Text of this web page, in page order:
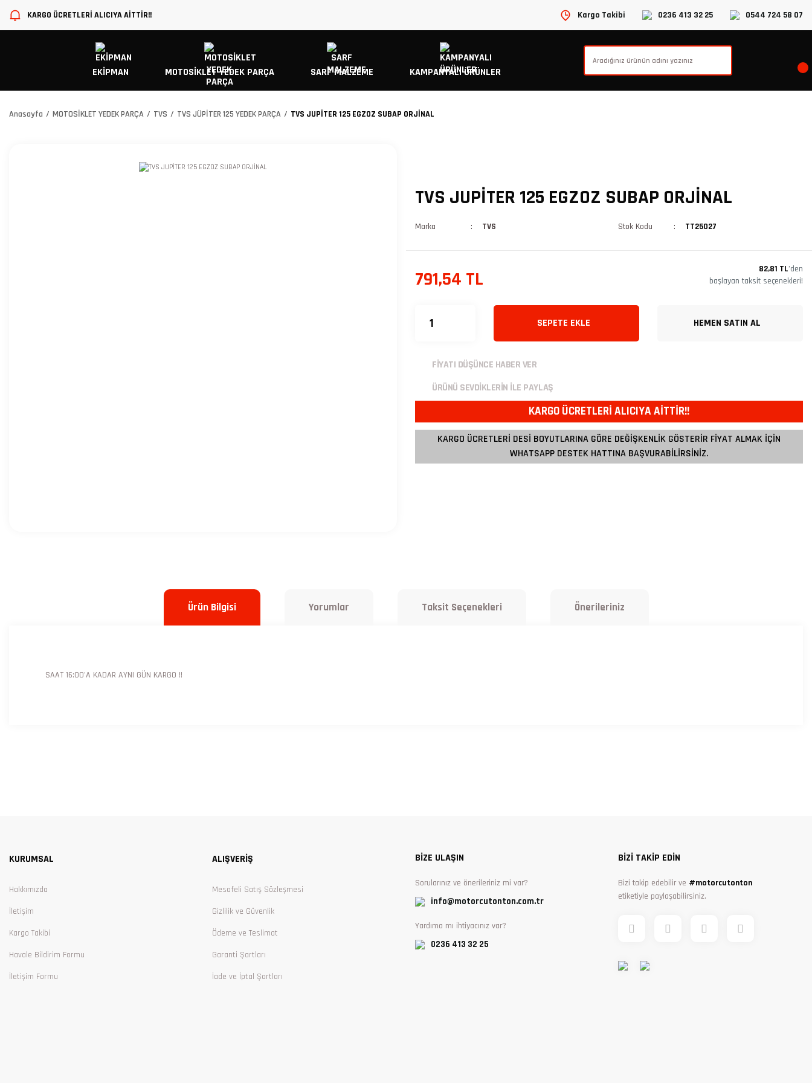
KARGO ÜCRETLERİ ALICIYA AİTTİR!! Kargo Takibi 0236 413 32 25 0544 724 58 07
EKİPMAN MOTOSİKLET YEDEK PARÇA SARF MALZEME KAMPANYALI ÜRÜNLER
Anasayfa MOTOSİKLET YEDEK PARÇA TVS TVS JÜPİTER 125 YEDEK PARÇA TVS JUPİTER 125 EGZOZ SUBAP ORJİNAL
TVS JUPİTER 125 EGZOZ SUBAP ORJİNAL
Marka TVS Stok Kodu TT25027
791,54 TL 82,81 TL’den
başlayan taksit seçenekleri!
SEPETE EKLE HEMEN SATIN AL
FİYATI DÜŞÜNCE HABER VER
ÜRÜNÜ SEVDİKLERİN İLE PAYLAŞ
KARGO ÜCRETLERİ ALICIYA AİTTİR!!
KARGO ÜCRETLERİ DESİ BOYUTLARINA GÖRE DEĞİŞKENLİK GÖSTERİR FİYAT ALMAK İÇİN
WHATSAPP DESTEK HATTINA BAŞVURABİLİRSİNİZ.
Ürün Bilgisi Yorumlar Taksit Seçenekleri Önerileriniz
SAAT 16:00'A KADAR AYNI GÜN KARGO !!
KURUMSAL
Hakkımızda
İletişim
Kargo Takibi
Havale Bildirim Formu
İletişim Formu
ALIŞVERİŞ
Mesafeli Satış Sözleşmesi
Gizlilik ve Güvenlik
Ödeme ve Teslimat
Garanti Şartları
İade ve İptal Şartları
BİZE ULAŞIN
Sorularınız ve önerileriniz mi var?
info@motorcutonton.com.tr
Yardıma mı ihtiyacınız var?
0236 413 32 25
BİZİ TAKİP EDİN
Bizi takip edebilir ve #motorcutonton
etiketiyle paylaşabilirsiniz.